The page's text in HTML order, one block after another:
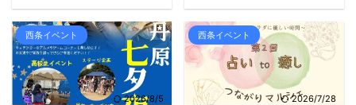
西条イベント
2026/8/5
西条イベント
2026/7/28